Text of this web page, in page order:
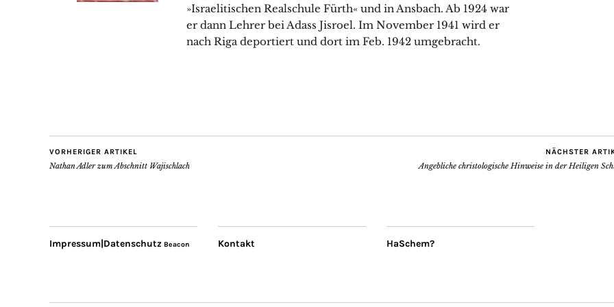
»Israelitischen Realschule Fürth« und in Ansbach. Ab 1924 war
er dann Lehrer bei Adass Jisroel. Im November 1941 wird er
nach Riga deportiert und dort im Feb. 1942 umgebracht.
VORHERIGER ARTIKEL
Nathan Adler zum Abschnitt Wajischlach
NÄCHSTER
Angebliche christologische Hinweise in der Heiligen
Impressum|Datenschutz Beacon Kontakt HaSchem?